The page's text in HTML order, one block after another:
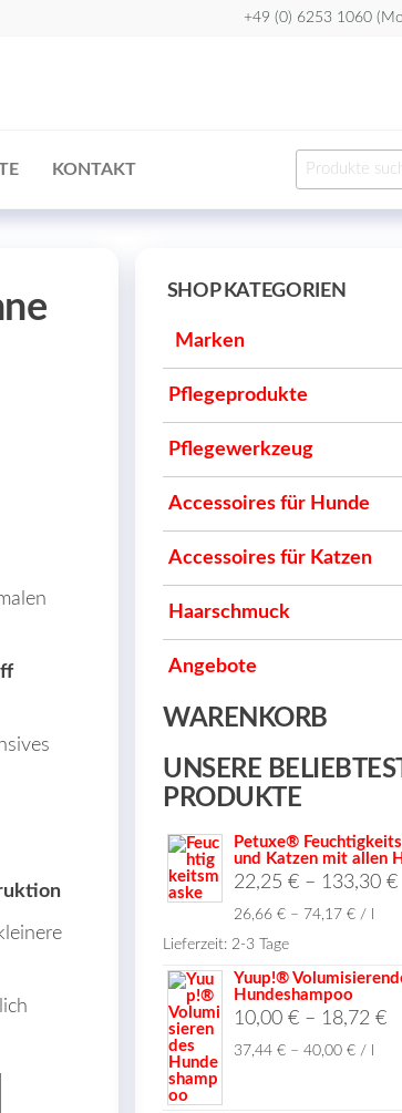
+49 (0) 6253 1060
KONTAKT
Suchen
nach:
SHOP KATEGORIEN
Marken
Pflegeprodukte
Pflegewerkzeug
Accessoires für Hunde
Accessoires für Katzen
Haarschmuck
Angebote
WARENKORB
UNSERE
PRODUKTE
Petuxe®
und Katzen mit allen
22,25 € – 133,30 €
26,66 € – 74,17 € /
Lieferzeit: 2-3 Tage
Yuup!®
Hundeshampoo
10,00 € – 18,72 €
37,44 € – 40,00 € /